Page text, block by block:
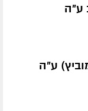
ע״ה
ע״ה